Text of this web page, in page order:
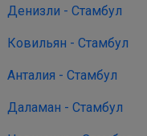
Денизли - Стамбул
Ковильян - Стамбул
Анталия - Стамбул
Даламан - Стамбул